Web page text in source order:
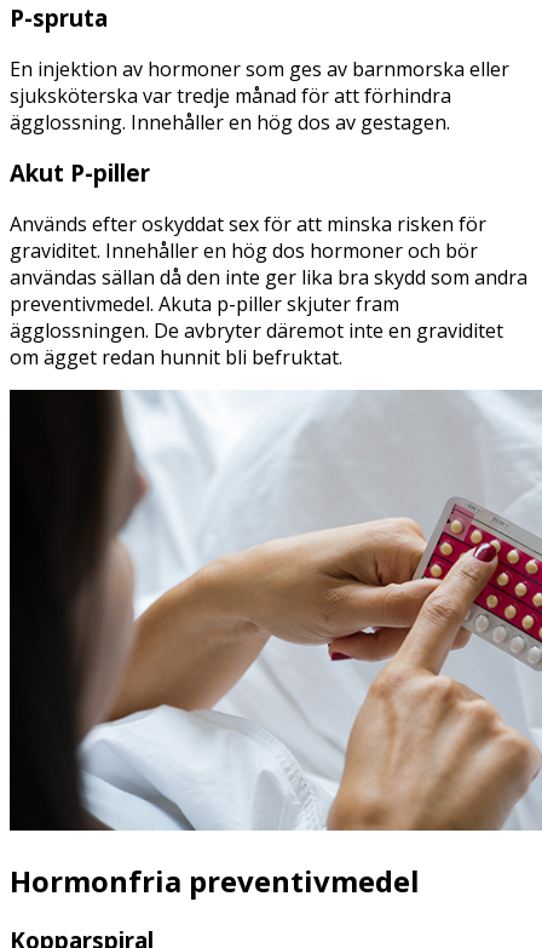
P-spruta
En injektion av hormoner som ges av barnmorska eller
sjuksköterska var tredje månad för att förhindra
ägglossning. Innehåller en hög dos av gestagen.
Akut P-piller
Används efter oskyddat sex för att minska risken för
graviditet. Innehåller en hög dos hormoner och bör
användas sällan då den inte ger lika bra skydd som andra
preventivmedel. Akuta p-piller skjuter fram
ägglossningen. De avbryter däremot inte en graviditet
om ägget redan hunnit bli befruktat.
Hormonfria preventivmedel
Kopparspiral